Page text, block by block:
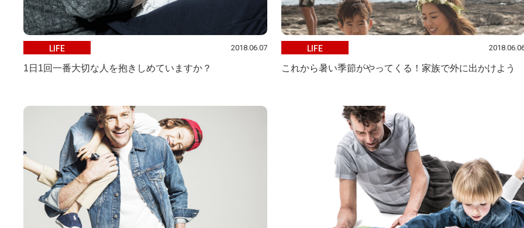
LIFE 2018.06.07
1日1回一番大切な人を抱きしめていますか？
LIFE
これから暑い季節がやってくる！家族で外に出かけよう